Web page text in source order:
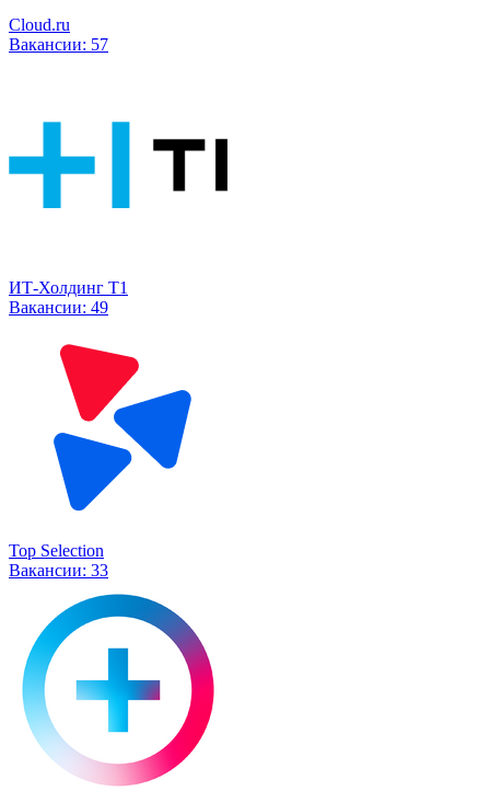
Cloud.ru
Вакансии: 57
ИТ-Холдинг Т1
Вакансии: 49
Top Selection
Вакансии: 33